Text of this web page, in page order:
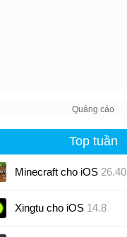
Top tuần
Minecraft cho iOS 26.40
Xingtu cho iOS 14.8